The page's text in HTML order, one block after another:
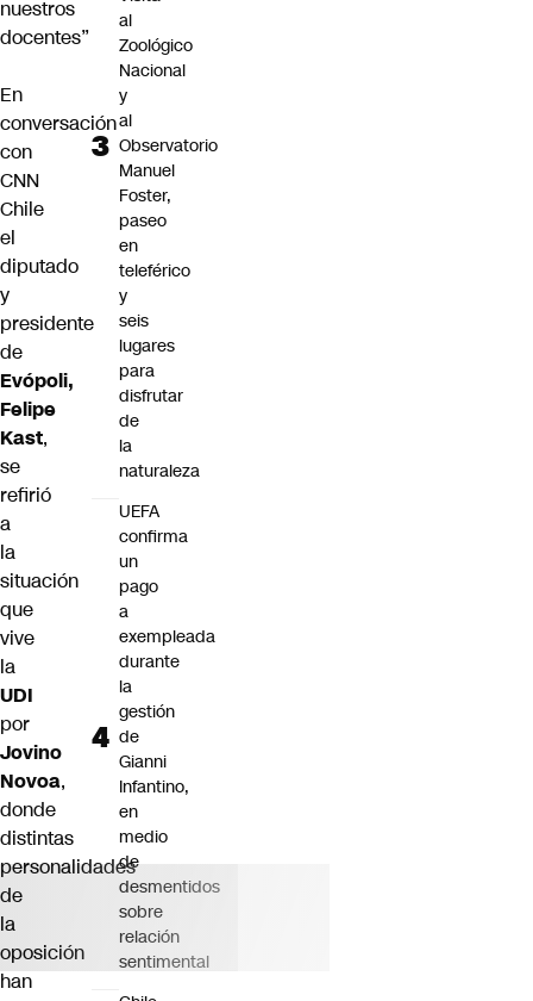
nuestros
docentes”
En
conversación
con
CNN
Chile
el
diputado
y
presidente
de
Evópoli,
Felipe
Kast,
se
refirió
a
la
situación
que
vive
la
UDI
por
Jovino
Novoa,
donde
distintas
personalidades
de
la
oposición
han
al
Zoológico
Nacional
y
al
Observatorio
Manuel
Foster,
paseo
en
teleférico
y
seis
lugares
para
disfrutar
de
la
naturaleza
UEFA
confirma
un
pago
a
exempleada
durante
la
gestión
de
Gianni
Infantino,
en
medio
de
desmentidos
sobre
relación
sentimental